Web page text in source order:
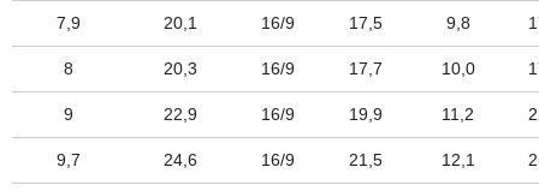
7,9 20,1 16/9 17,5 9,8
8 20,3 16/9 17,7 10,0
9 22,9 16/9 19,9 11,2
9,7 24,6 16/9 21,5 12,1